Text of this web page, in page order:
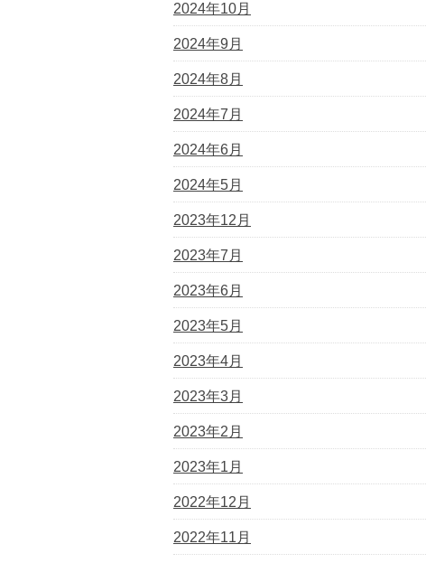
2024年10月
2024年9月
2024年8月
2024年7月
2024年6月
2024年5月
2023年12月
2023年7月
2023年6月
2023年5月
2023年4月
2023年3月
2023年2月
2023年1月
2022年12月
2022年11月